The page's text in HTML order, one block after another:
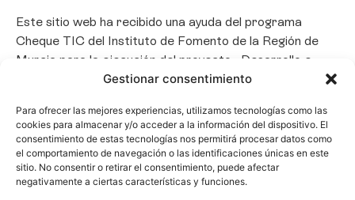
Gestionar consentimiento
Para ofrecer las mejores experiencias, utilizamos tecnologías como las
cookies para almacenar y/o acceder a la información del dispositivo. El
consentimiento de estas tecnologías nos permitirá procesar datos como
el comportamiento de navegación o las identificaciones únicas en este
sitio. No consentir o retirar el consentimiento, puede afectar
negativamente a ciertas características y funciones.
Este sitio web ha recibido una ayuda del programa
Cheque TIC del Instituto de Fomento de la Región de
Murcia para la ejecución del proyecto «Desarrollo e
implantación de un Chatbot de Inteligencia Artificial
promover la transformación digital, la automatización
de consultas y la optimización de la gestión de clientes
en el ámbito empresarial.